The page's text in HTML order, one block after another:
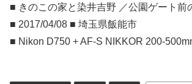
■ きのこの家と染井吉野 ／公園ゲート前
■ 2017/04/08 ■ 埼玉県飯能市
■ Nikon D750 + AF-S NIKKOR 200-